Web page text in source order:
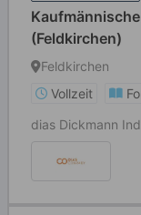
(Feldkirchen)
Feldkirchen
Vollzeit
dias Dickmann